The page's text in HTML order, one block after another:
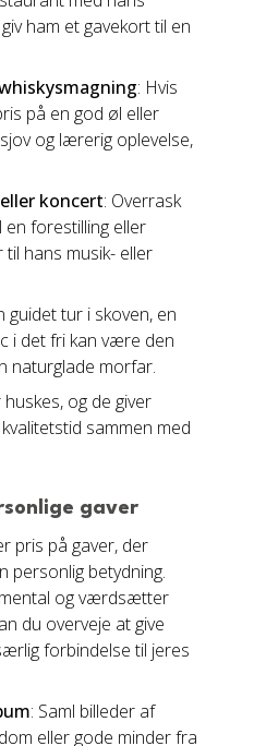
ham et gavekort til en
: Hvis
på en god øl eller
og lærerig oplevelse,
koncert: Overrask
en forestilling eller
hans musik- eller
guidet tur i skoven, en
i det fri kan være den
naturglade morfar.
og de giver
sammen med
gaver
pris på gaver, der
personlig betydning.
og værdsætter
du overveje at give
forbindelse til jeres
: Saml billeder af
eller gode minder fra